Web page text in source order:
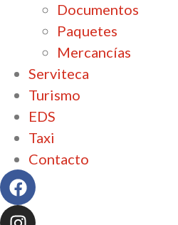
Documentos
Paquetes
Mercancías
Serviteca
Turismo
EDS
Taxi
Contacto